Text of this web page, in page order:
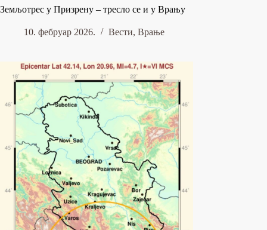
Земљотрес у Призрену – тресло се и у Врању
10. фебруар 2026. Вести, Врање